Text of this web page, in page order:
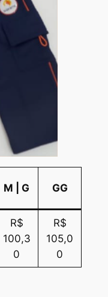
M | G GG
R$
100,3
0
R$
105,0
0